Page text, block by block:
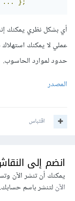
... };
أي بشكل نظري يمكنك
عملي لا يمكنك استهلاك
حدود لموارد الحاسوب.
المصدر
اقتباس
انضم إلى
يمكنك أن تنشر الآن
الآنلتنشر باسم حسابك.